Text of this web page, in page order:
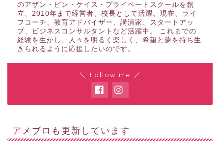
のアザン・ビン・ケイス・プライベートスクールを創
立、2010年まで経営者、校長として活躍。現在、ライ
フコーチ、教育アドバイザー、講演家、スタートアッ
プ、ビジネスコンサルタントなど活躍中。 これまでの
経験を生かし、人々を明るく楽しく、希望と夢を持ち生
きられるように応援したいのです。
＼ Follow me ／
アメブロも更新しています